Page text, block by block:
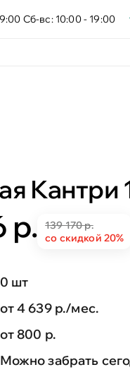
Сб-вс: 10:00 - 19:00
Кантри
р.
139 170 р.
со скидкой 20%
0 шт
от 4 639 р./мес.
от 800 р.
Можно забрать